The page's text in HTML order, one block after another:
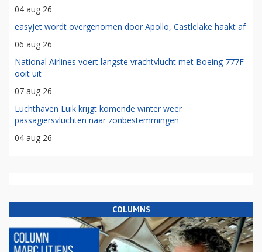
04 aug 26
easyJet wordt overgenomen door Apollo, Castlelake haakt af
06 aug 26
National Airlines voert langste vrachtvlucht met Boeing 777F
ooit uit
07 aug 26
Luchthaven Luik krijgt komende winter weer
passagiersvluchten naar zonbestemmingen
04 aug 26
COLUMNS